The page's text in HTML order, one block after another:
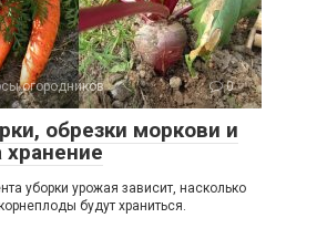
огородников 0
обрезки моркови и
уборки урожая зависит, насколько
будут храниться.